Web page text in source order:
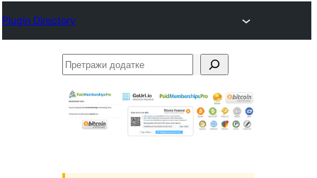
Plugin Directory
Претражи